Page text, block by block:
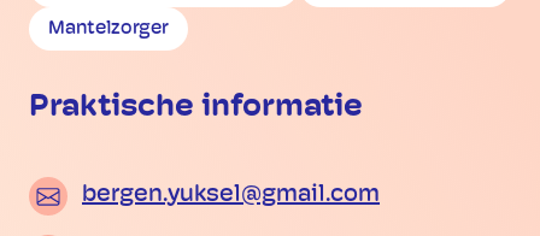
Mantelzorger
Praktische informatie
bergen.yuksel@gmail.com